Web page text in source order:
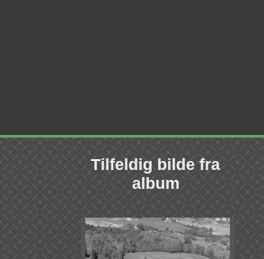
Tilfeldig bilde fra
album